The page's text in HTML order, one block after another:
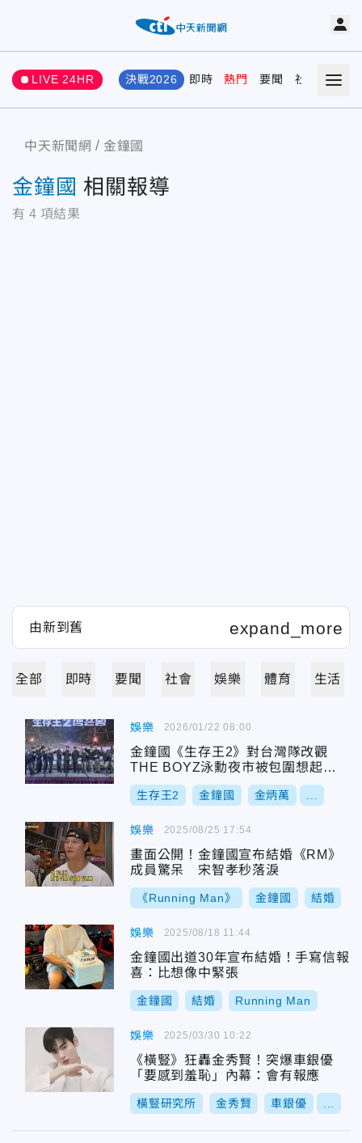
LIVE 24HR 決戰2026 即時 熱門 要聞 社會 娛樂
中天新聞網 金鐘國
金鐘國 相關報導
有 4 項結果
全部 即時 要聞 社會 娛樂 體育 生活
娛樂
金鐘國《生存王2》對台灣隊改觀
THE BOYZ泳勳夜市被包圍想起偶
像本業
生存王2 金鐘國 金炳萬
2026/01/22 08:00
娛樂
畫面公開！金鐘國宣布結婚《RM》
成員驚呆 宋智孝秒落淚
《Running Man》 金鐘國 結婚
2025/08/25 17:54
娛樂
金鐘國出道30年宣布結婚！手寫信報
喜：比想像中緊張
金鐘國 結婚 Running Man
2025/08/18 11:44
娛樂
《橫豎》狂轟金秀賢！突爆車銀優
「要感到羞恥」內幕：會有報應
橫豎研究所 金秀賢 車銀優
2025/03/30 10:22